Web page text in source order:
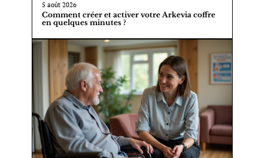
5 août 2026
Comment créer et activer votre Arkevia coffre
en quelques minutes ?